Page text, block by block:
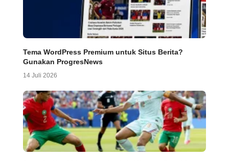
Tema WordPress Premium untuk Situs Berita?
Gunakan ProgresNews
14 Juli 2026